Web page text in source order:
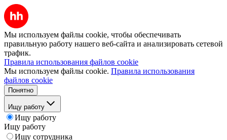
Мы используем файлы cookie, чтобы обеспечивать
правильную работу нашего веб-сайта и анализировать сетевой
трафик.
Правила использования файлов cookie
Мы используем файлы cookie. Правила использования
файлов cookie
Понятно
Ищу работу
Ищу работу
Ищу работу
Ищу сотрудника